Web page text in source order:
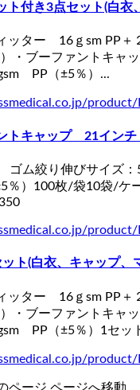
ト付き3点セット(白衣
ッター 16ｇsm PP＋
・ ブーファントキャ
PP（±5％）...
トキャップ21インチ
ム絞り伸びサイズ：
％）100枚/袋10袋/ケ
ト(白衣、キャップ、
ッター 16ｇsm PP＋
・ ブーファントキャ
PP（±5％）1セッ
ページ ページへ移動